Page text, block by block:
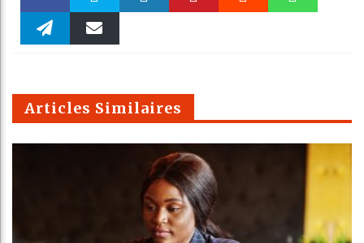
Faceboo Twitter
m
Articles Similaires